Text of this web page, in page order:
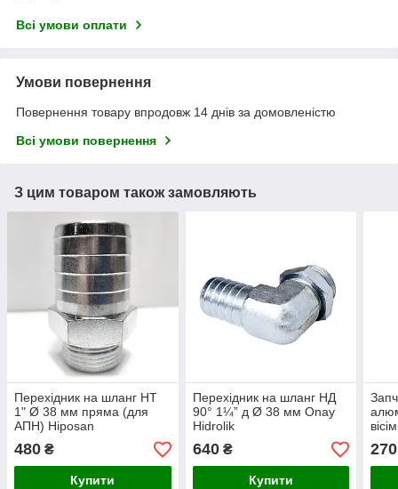
Всі умови оплати
Умови повернення
Повернення товару впродовж 14 днів за домовленістю
Всі умови повернення
З цим товаром також замовляють
Перехідник на шланг НТ
1" Ø 38 мм пряма (для
АПН) Hiposan
480 ₴
Купити
Перехідник на шланг НД
90° 1¼” д Ø 38 мм Onay
Hidrolik
640₴
Купити
270